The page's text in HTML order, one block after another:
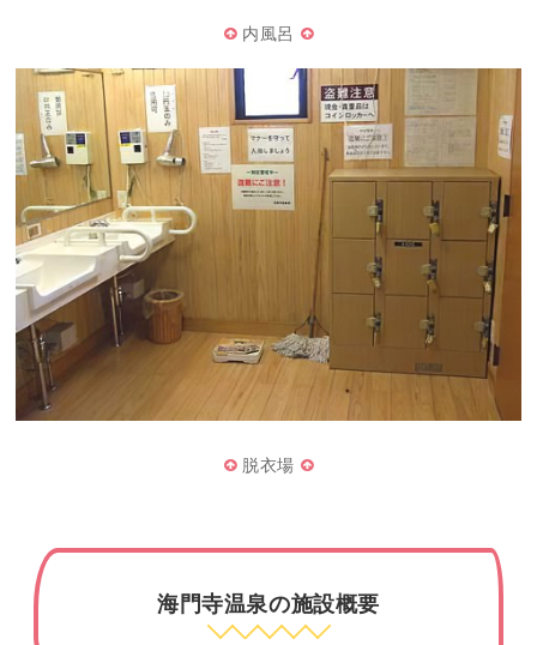
内風呂
脱衣場
海門寺温泉の施設概要